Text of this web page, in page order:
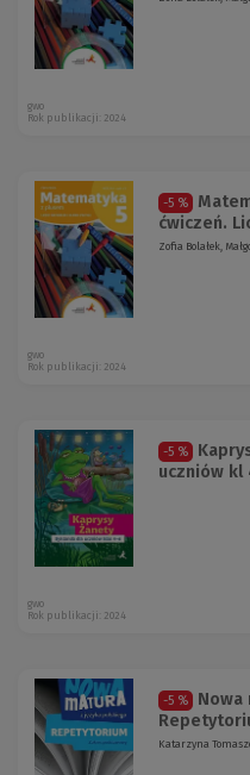
gwo
Rok publikacji: 2024
-5 %
ćwiczeń.
Zofia Bolałek,
gwo
Rok publikacji: 2024
-5 %
uczniów kl
gwo
Rok publikacji: 2024
-5 %
Nowa
Katarzyna